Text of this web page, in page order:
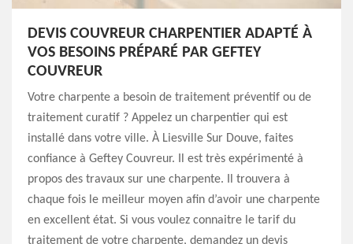
DEVIS COUVREUR CHARPENTIER ADAPTÉ À
VOS BESOINS PRÉPARÉ PAR GEFTEY
COUVREUR
Votre charpente a besoin de traitement préventif ou de
traitement curatif ? Appelez un charpentier qui est
installé dans votre ville. À Liesville Sur Douve, faites
confiance à Geftey Couvreur. Il est très expérimenté à
propos des travaux sur une charpente. Il trouvera à
chaque fois le meilleur moyen afin d’avoir une charpente
en excellent état. Si vous voulez connaitre le tarif du
traitement de votre charpente, demandez un devis